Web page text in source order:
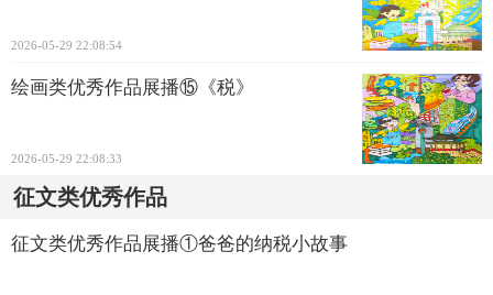
2026-05-29 22:08:54
绘画类优秀作品展播⑮《税》
2026-05-29 22:08:33
征文类优秀作品
征文类优秀作品展播①爸爸的纳税小故事